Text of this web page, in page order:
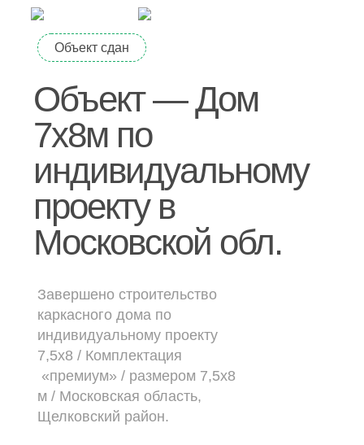
Дачные дома
[ о компании ]
Построенные объекты
Видеообзоры домов
Контакты
[ выставочный дом-офис ]
ул. Куйбышева, д.24А
[ наши соцсети ]
Объект сдан
Объект — Дом
7х8м по
индивидуальному
проекту в
Московской обл.
Завершено строительство
каркасного дома по
индивидуальному проекту
7,5х8 / Комплектация
«премиум» / размером 7,5х8
м / Московская область,
Щелковский район.